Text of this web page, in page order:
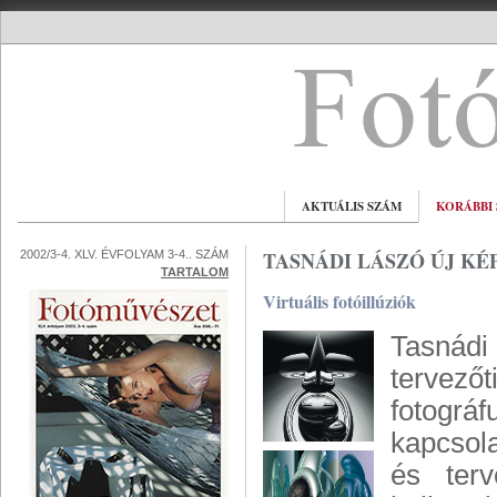
AKTUÁLIS SZÁM KORÁBBI
2002/3-4. XLV. ÉVFOLYAM 3-4.. SZÁM
TARTALOM
TASNÁDI LÁSZÓ ÚJ
Virtuális fotóillúziók
és